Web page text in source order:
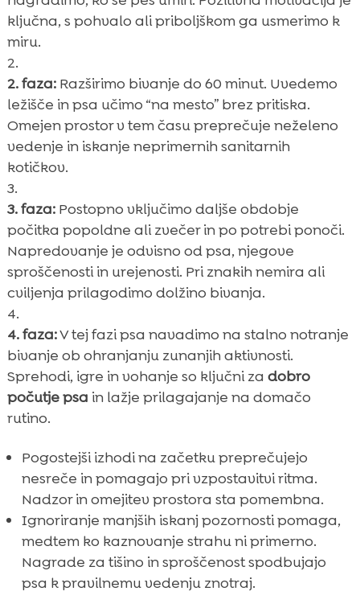
ključna, s pohvalo ali priboljškom ga usmerimo k
miru.
2. faza:Razširimo bivanje do 60 minut. Uvedemo
ležišče in psa učimo “na mesto” brez pritiska.
Omejen prostor v tem času preprečuje neželeno
vedenje in iskanje neprimernih sanitarnih
kotičkov.
3. faza:Postopno vključimo daljše obdobje
počitka popoldne ali zvečer in po potrebi ponoči.
Napredovanje je odvisno od psa, njegove
sproščenosti in urejenosti. Pri znakih nemira ali
cviljenja prilagodimo dolžino bivanja.
4. faza:V tej fazi psa navadimo na stalno notranje
bivanje ob ohranjanju zunanjih aktivnosti.
Sprehodi, igre in vohanje so ključni za dobro
počutje psa in lažje prilagajanje na domačo
rutino.
Pogostejši izhodi na začetku preprečujejo
nesreče in pomagajo pri vzpostavitvi ritma.
Nadzor in omejitev prostora sta pomembna.
Ignoriranje manjših iskanj pozornosti pomaga,
medtem ko kaznovanje strahu ni primerno.
Nagrade za tišino in sproščenost spodbujajo
psa k pravilnemu vedenju znotraj.